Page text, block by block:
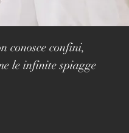
conosce confini,
le infinite spiagge